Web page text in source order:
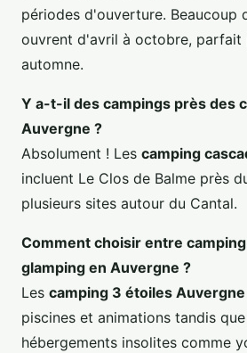
périodes d'ouverture. Beaucoup
ouvrent d'avril à octobre, parfait
automne.
Y a-t-il des campings près des
Auvergne ?
Absolument ! Les camping
incluent Le Clos de Balme près
plusieurs sites autour du Cantal.
Comment choisir entre
glamping en Auvergne ?
Les camping 3 étoiles Auvergne
piscines et animations tandis
hébergements insolites comme